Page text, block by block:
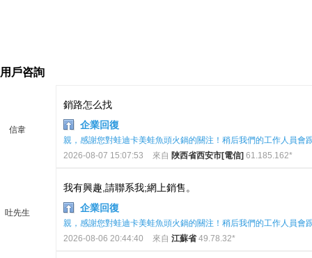
用戶咨詢
信韋
銷路怎么找
企業回復
親，感謝您對蛙迪卡美蛙魚頭火鍋的關注！稍后我們的工作人員會
2026-08-07 15:07:53
來自 陜西省西安市[電信] 61.185.162*
吐先生
我有興趣,請聯系我;網上銷售。
企業回復
親，感謝您對蛙迪卡美蛙魚頭火鍋的關注！稍后我們的工作人員會
2026-08-06 20:44:40
來自 江蘇省49.78.32*